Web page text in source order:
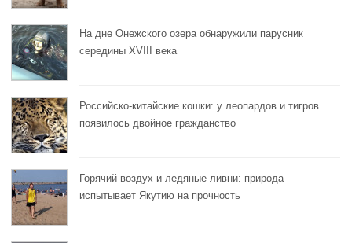
На дне Онежского озера обнаружили парусник
середины XVIII века
Российско-китайские кошки: у леопардов и тигров
появилось двойное гражданство
Горячий воздух и ледяные ливни: природа
испытывает Якутию на прочность